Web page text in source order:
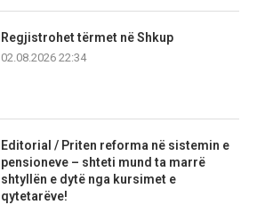
Regjistrohet tërmet në Shkup
02.08.2026 22:34
Editorial / Priten reforma në sistemin e
pensioneve – shteti mund ta marrë
shtyllën e dytë nga kursimet e
qytetarëve!